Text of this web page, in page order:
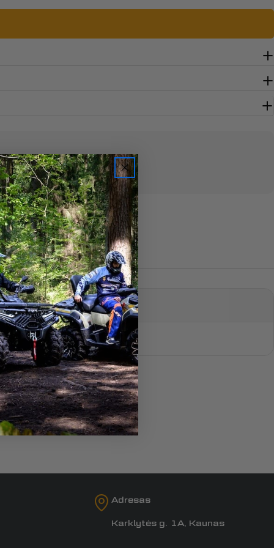
Adresas
Karklytės g. 1A, Kaunas